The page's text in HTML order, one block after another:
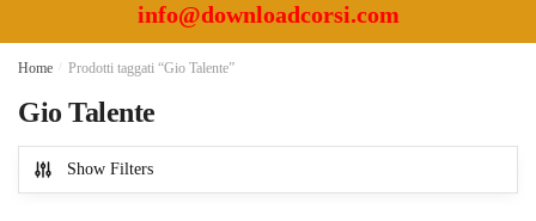
info@downloadcorsi.com
Home Prodotti taggati “Gio Talente”
Gio Talente
Show Filters